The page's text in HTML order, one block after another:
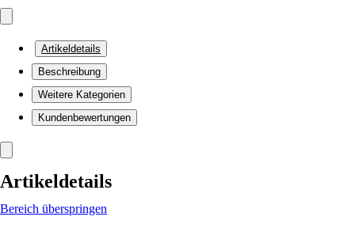
Artikeldetails
Beschreibung
Weitere Kategorien
Kundenbewertungen
Artikeldetails
Bereich überspringen